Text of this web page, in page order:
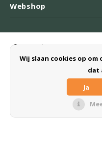
Webshop
© Copyright 2026 Green Sweet
Wij slaan cookies op
dat
Ja